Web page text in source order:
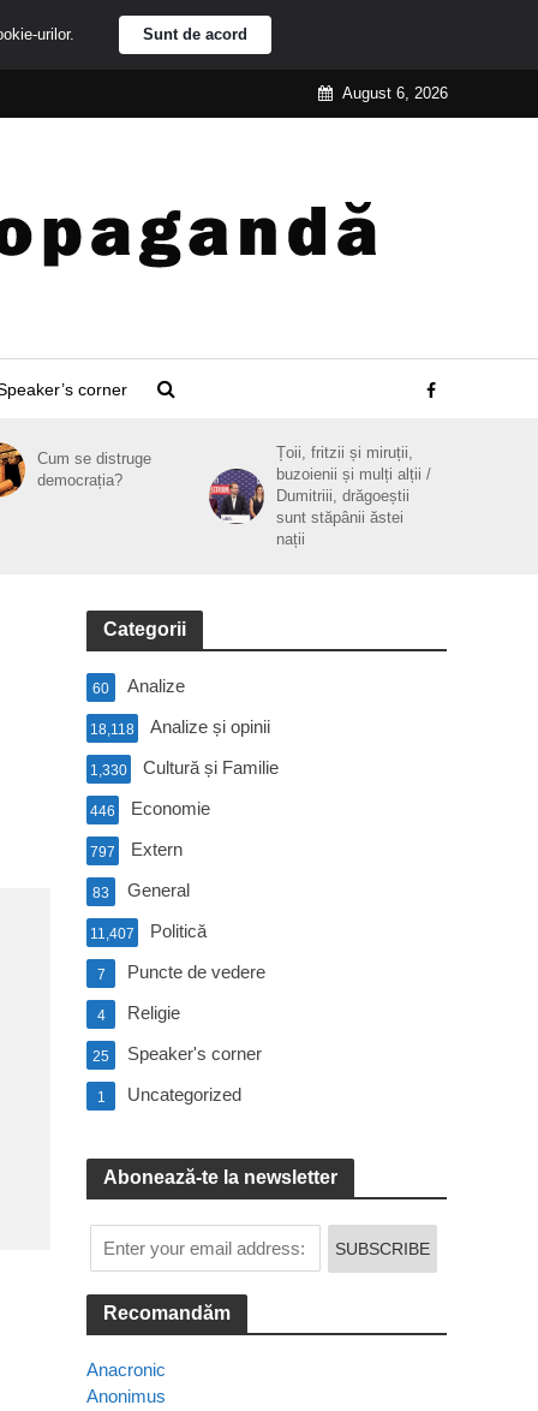
August 6, 2026
corner
Cum se distruge
democrația?
Țoii, fritzii și miruții,
buzoienii și mulți alții /
Dumitriii, drăgoeștii
sunt stăpânii ăstei
nații
Categorii
Analize
60
Analize și opinii
18,118
Cultură și Familie
1,330
Economie
446
Extern
797
General
83
Politică
11,407
Puncte de vedere
7
Religie
4
Speaker's corner
25
Uncategorized
1
Abonează-te la newsletter
Recomandăm
Anacronic
Anonimus
urilor. Sunt de acord